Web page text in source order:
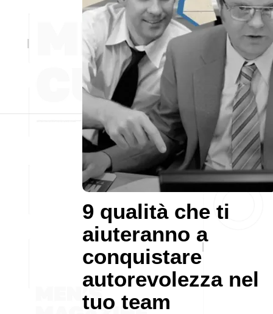
9 qualità che ti
aiuteranno a
conquistare
autorevolezza nel
tuo team